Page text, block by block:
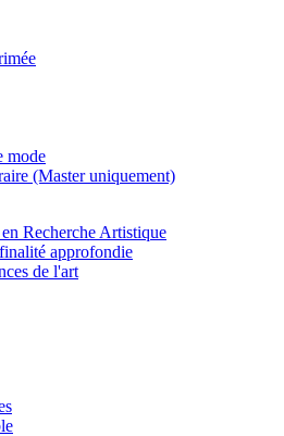
mode
(Master uniquement)
Recherche Artistique
approfondie
de l'art